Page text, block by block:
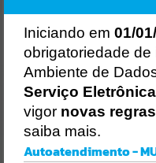
LICITAÇÕES
Iniciando em 01/
obrigatoriedade
Ambiente de
Serviço
vigor novas
saiba mais.
Autoatendimento -
Erro
Gerenciamento do
Ocorreu um erro de script: